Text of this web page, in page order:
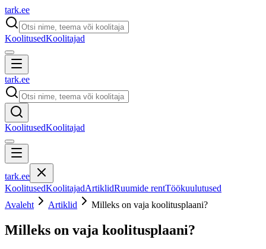
tark.ee
KoolitusedKoolitajad
tark.ee
KoolitusedKoolitajad
tark.ee
KoolitusedKoolitajadArtiklidRuumide rentTöökuulutused
Avaleht
Artiklid Milleks on vaja koolitusplaani?
Milleks on vaja koolitusplaani?